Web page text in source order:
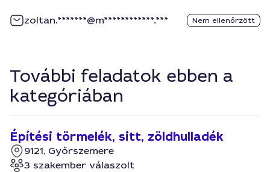
zoltan.*******@m************.*** Nem ellenőrzött
További feladatok ebben a
kategóriában
Építési törmelék, sitt, zöldhulladék
9121, Győrszemere
3 szakember válaszolt